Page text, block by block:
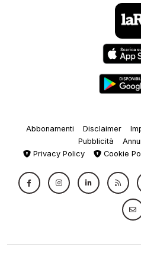
Abbonamenti Disclaimer
Pubblicità
Privacy Policy
Cookie